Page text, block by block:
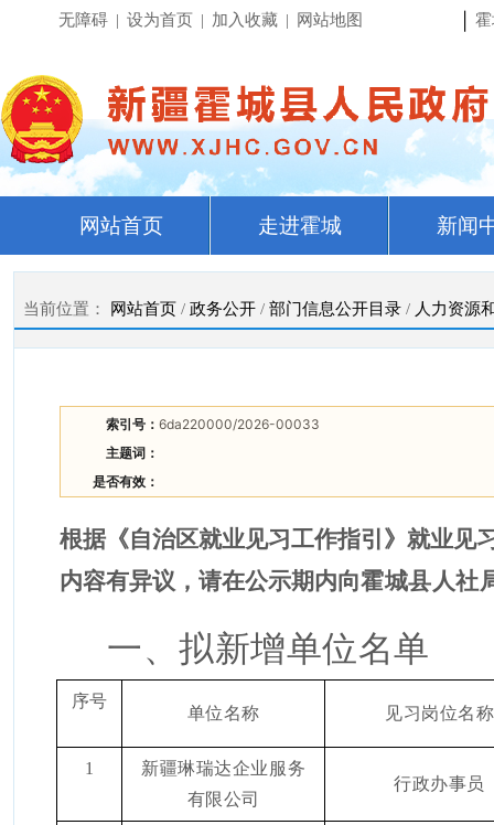
无障碍 | 设为首页 | 加入收藏 | 网站地图
网站首页 走进霍城 新闻
当前位置： 网站首页 / 政务公开 / 部门信息公开目录 / 人力资源
索引号： 6da220000/2026-00033
主题词：
是否有效：
根据《自治区就业见习工作指引》就业见
内容有异议，请在公示期内向霍城县人社
一、拟新增单位名单
序号
单位名称 见习岗位名称
1
新疆琳瑞达企业服务
有限公司
行政办事员